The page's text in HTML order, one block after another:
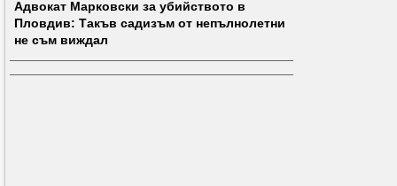
Адвокат Марковски за убийството в
Пловдив: Такъв садизъм от непълнолетни
не съм виждал